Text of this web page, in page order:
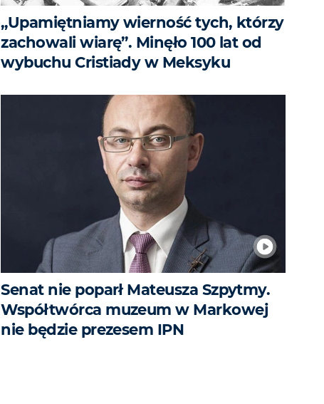
„Upamiętniamy wierność tych, którzy
zachowali wiarę”. Minęło 100 lat od
wybuchu Cristiady w Meksyku
Senat nie poparł Mateusza Szpytmy.
Współtwórca muzeum w Markowej
nie będzie prezesem IPN